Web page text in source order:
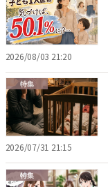
2026/08/03 21:20
特集
2026/07/31 21:15
特集